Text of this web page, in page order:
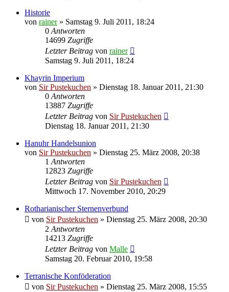
Historie
von rainer» Samstag 9. Juli 2011, 18:24
0 Antworten
14699 Zugriffe
Letzter Beitrag von rainer
Samstag 9. Juli 2011, 18:24
Khayrin Imperium
von Sir Pustekuchen » Dienstag 18. Januar 2011, 21:30
0 Antworten
13887 Zugriffe
Letzter Beitrag von Sir Pustekuchen
Dienstag 18. Januar 2011, 21:30
Hanuhr Handelsunion
von Sir Pustekuchen » Dienstag 25. März 2008, 20:38
1 Antworten
12823 Zugriffe
Letzter Beitrag von Sir Pustekuchen
Mittwoch 17. November 2010, 20:29
Rotharianischer Sternenverbund
von Sir Pustekuchen » Dienstag 25. März 2008, 20:30
2 Antworten
14213 Zugriffe
Letzter Beitrag von Malle
Samstag 20. Februar 2010, 19:58
Terranische Konföderation
von Sir Pustekuchen » Dienstag 25. März 2008, 15:55